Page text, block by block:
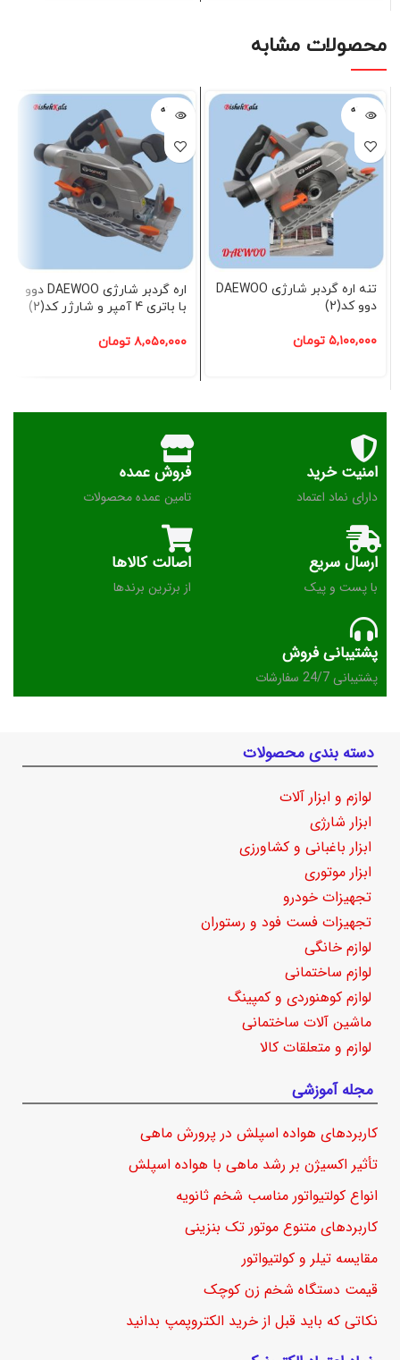
محصولات مشابه
فروخته
شده
تنه اره گردبر شارژی DAEWOO
دوو کد(2)
۵,۱۰۰,۰۰۰ تومان
فروخته
شده
اره گردبر شارژی DAEWOO دوو
با باتری 4 آمپر و شارژر کد(2)
۸,۰۵۰,۰۰۰ تومان
امنیت خرید
دارای نماد اعتماد
فروش عمده
تامین عمده محصولات
ارسال سریع
با پست و پیک
اصالت کالاها
از برترین برندها
پشتیبانی فروش
پشتیبانی 24/7 سفارشات
دسته بندی محصولات
لوازم و ابزار آلات
ابزار شارژی
ابزار باغبانی و کشاورزی
ابزار موتوری
تجهیزات خودرو
تجهیزات فست فود و رستوران
لوازم خانگی
لوازم ساختمانی
لوازم کوهنوردی و کمپینگ
ماشین آلات ساختمانی
لوازم و متعلقات کالا
مجله آموزشی
کاربردهای هواده اسپلش در پرورش ماهی
تأثیر اکسیژن بر رشد ماهی با هواده اسپلش
انواع کولتیواتور مناسب شخم ثانویه
کاربردهای متنوع موتور تک بنزینی
مقایسه تیلر و کولتیواتور
قیمت دستگاه شخم زن کوچک
نکاتی که باید قبل از خرید الکتروپمپ بدانید